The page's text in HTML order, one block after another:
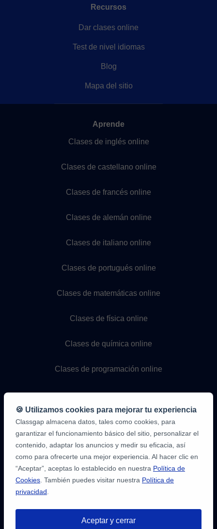
Recursos
Dar clases online
Test de nivel idiomas
Blog
Mapa del sitio
Aprende
Clases de inglés online
Clases de castellano online
Clases de francés online
Clases de alemán online
Clases de italiano online
Clases de portugués online
Clases de matemáticas online
Clases de física online
Clases de química online
Clases de programación online
9,6/10
1,339,284
opiniones
verificadas.com
🍪 Utilizamos cookies para mejorar tu experiencia
Classgap almacena datos, tales como cookies, para
garantizar el funcionamiento básico del sitio, personalizar el
contenido, adaptar los anuncios y medir su eficacia, así
como para ofrecerte una mejor experiencia. Al hacer clic en
“Aceptar”, aceptas lo establecido en nuestra Política de
Cookies . También puedes visitar nuestra Política de
privacidad
Aceptar y cerrar